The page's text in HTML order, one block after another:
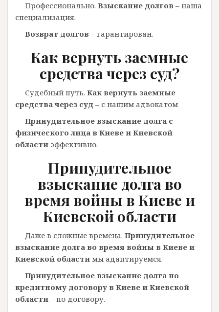
Профессионально. Взыскание долгов – наша
специализация.
Возврат долгов – гарантирован.
Как вернуть заемные
средства через суд?
Судебный путь. Как вернуть заемные
средства через суд – с нашим адвокатом
Принудительное взыскание долга с
физического лица в Киеве и Киевской
области эффективно.
Принудительное
взыскание долга во
время войны в Киеве и
Киевской области
Даже в сложные времена. Принудительное
взыскание долга во время войны в Киеве и
Киевской области мы адаптируемся.
Принудительное взыскание долга по
кредитному договору в Киеве и Киевской
области – по договору.